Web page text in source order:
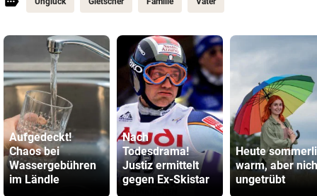
Aufgedeckt!
Chaos bei
Wassergebühren
im Ländle
Nach
Todesdrama!
Justiz ermittelt
gegen Ex-Skistar
Heute
warm, aber
ungetrübt